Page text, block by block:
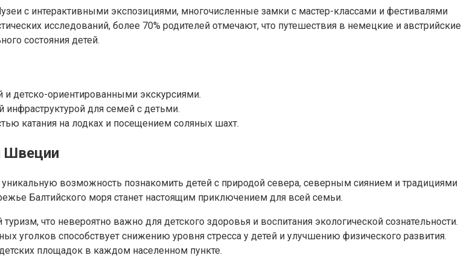
с интерактивными экспозициями, многочисленные замки с мастер-классами и фестивалями
исследований, более 70% родителей отмечают, что путешествия в немецкие и австрийские
состояния детей.
и детско-ориентированными экскурсиями.
инфраструктурой для семей с детьми.
катания на лодках и посещением соляных шахт.
Швеции
возможность познакомить детей с природой севера, северным сиянием и традициями
Балтийского моря станет настоящим приключением для всей семьи.
что невероятно важно для детского здоровья и воспитания экологической сознательности.
уголков способствует снижению уровня стресса у детей и улучшению физического развития.
площадок в каждом населенном пункте.